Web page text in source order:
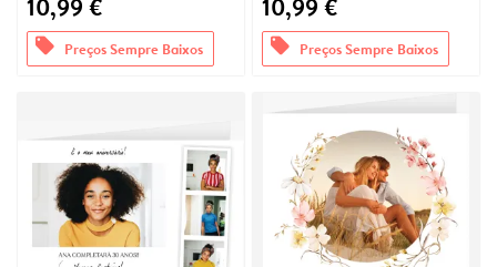
10,99 €
offers Preços Sempre Baixos
10,99 €
offers Preços Sempre Baixos